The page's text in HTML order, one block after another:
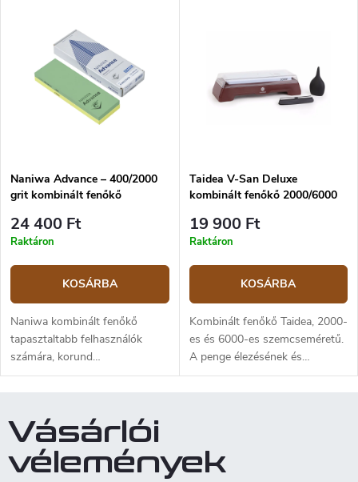
Naniwa Advance – 400/2000
grit kombinált fenőkő
24 400 Ft
Raktáron
KOSÁRBA
Naniwa kombinált fenőkő
tapasztaltabb felhasználók
számára, korund
csiszolóanyaggal, 400-as és
Taidea V-San Deluxe
kombinált fenőkő 2000/6000
19 900 Ft
Raktáron
KOSÁRBA
Kombinált fenőkő Taidea, 2000-
es és 6000-es szemcseméretű.
A penge élezésének és
polírozásának utolsó, finom
polírozásához ideális. A fenőkő
Vásárlói
vélemények